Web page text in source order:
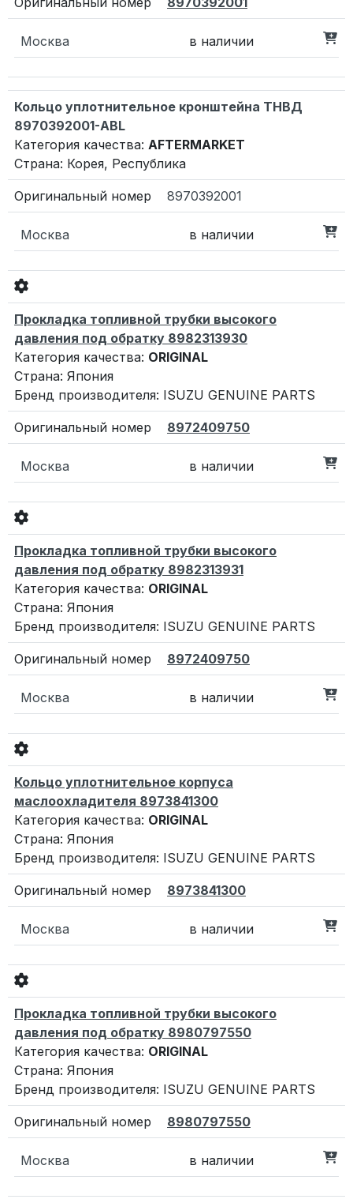
Москва в наличии
Кольцо уплотнительное кронштейна ТНВД
8970392001-ABL
Категория качества: AFTERMARKET
Страна: Корея, Республика
8970392001
Москва в наличии
Прокладка топливной трубки высокого
давления под обратку 8982313930
Категория качества: ORIGINAL
Страна: Япония
Бренд производителя: ISUZU GENUINE PARTS
8972409750
Москва в наличии
Прокладка топливной трубки высокого
давления под обратку 8982313931
Категория качества: ORIGINAL
Страна: Япония
Бренд производителя: ISUZU GENUINE PARTS
8972409750
Москва в наличии
Кольцо уплотнительное корпуса
маслоохладителя 8973841300
Категория качества: ORIGINAL
Страна: Япония
Бренд производителя: ISUZU GENUINE PARTS
8973841300
Москва в наличии
Прокладка топливной трубки высокого
давления под обратку 8980797550
Категория качества: ORIGINAL
Страна: Япония
Бренд производителя: ISUZU GENUINE PARTS
8980797550
Москва в наличии